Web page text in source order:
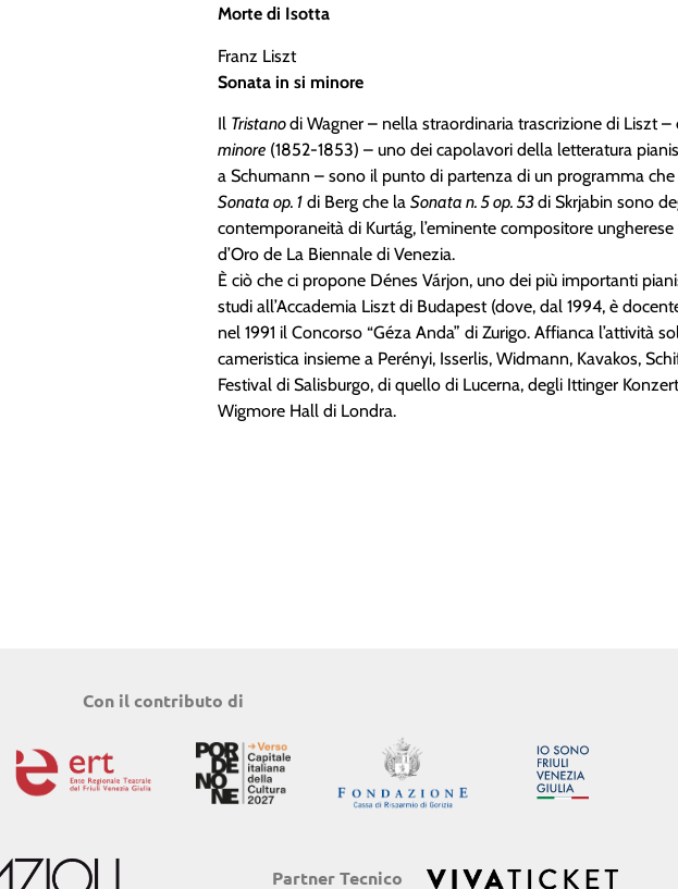
Morte di Isotta
Franz Liszt
Sonata in si minore
Il Tristanodi Wagner – nella straordinaria trascrizione di Liszt
minore (1852-1853) – uno dei capolavori della letteratura
a Schumann – sono il punto di partenza di un programma
Sonata op. 1 di Berg che laSonata n. 5 op. 53di Skrjabin sono
contemporaneità di Kurtág, l’eminente compositore
d’Oro de La Biennale di Venezia.
È ciò che ci propone Dénes Várjon, uno dei più importanti
studi all’Accademia Liszt di Budapest (dove, dal 1994, è
nel 1991 il Concorso “Géza Anda” di Zurigo. Affianca l’attività
cameristica insieme a Perényi, Isserlis, Widmann, Kavakos,
Festival di Salisburgo, di quello di Lucerna, degli Ittinger
Wigmore Hall di Londra.
Con il contributo di
Partner Tecnico